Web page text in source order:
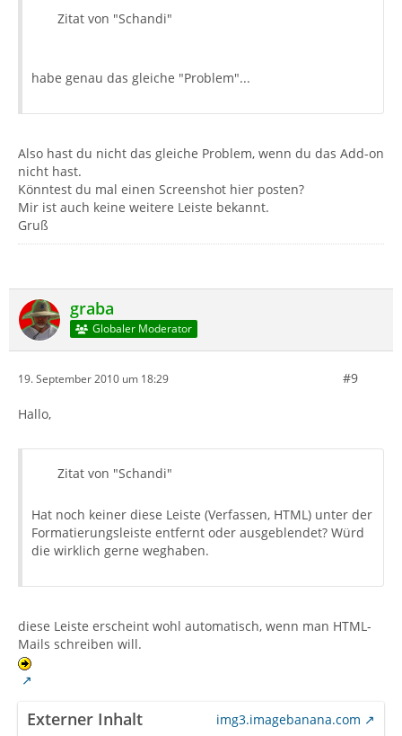
Zitat von "Schandi"
habe genau das gleiche "Problem"...
Also hast du nicht das gleiche Problem, wenn du das Add-on
nicht hast.
Könntest du mal einen Screenshot hier posten?
Mir ist auch keine weitere Leiste bekannt.
Gruß
graba
Globaler Moderator
19. September 2010 um 18:29 #9
Hallo,
Zitat von "Schandi"
Hat noch keiner diese Leiste (Verfassen, HTML) unter der
Formatierungsleiste entfernt oder ausgeblendet? Würd
die wirklich gerne weghaben.
diese Leiste erscheint wohl automatisch, wenn man HTML-
Mails schreiben will.
Externer Inhalt img3.imagebanana.com